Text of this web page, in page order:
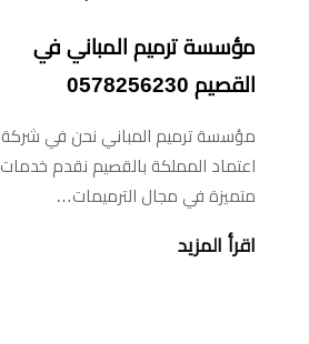
مؤسسة ترميم المباني في
القصيم 0578256230
مؤسسة ترميم المباني نحن في شركة
اعتماد المملكة بالقصيم نقدم خدمات
متميزة في مجال الترميمات…
اقرأ المزيد